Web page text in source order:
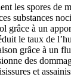
les spores de
substances
grâce à un
le taux de
grâce à un
des
et